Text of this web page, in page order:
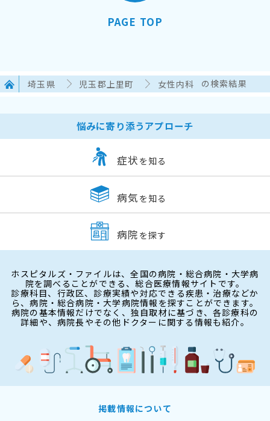
PAGE TOP
埼玉県 児玉郡上里町 女性内科 の検索結果
悩みに寄り添うアプローチ
症状 を知る
病気 を知る
病院 を探す
ホスピタルズ・ファイルは、全国の病院・総合病院・大学病
院を調べることができる、総合医療情報サイトです。
診療科目、行政区、診療実績や対応できる疾患・治療などか
ら、病院・総合病院・大学病院情報を探すことができます。
病院の基本情報だけでなく、独自取材に基づき、各診療科の
詳細や、病院長やその他ドクターに関する情報も紹介。
掲載情報について